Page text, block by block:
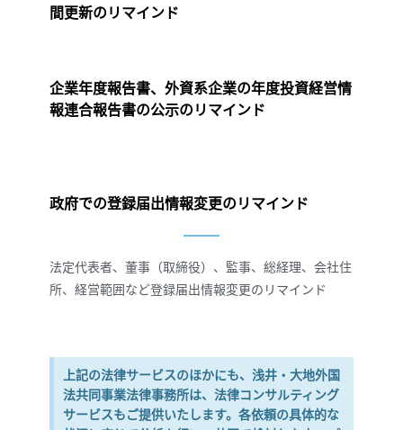
間更新のリマインド
企業年度報告書、外資系企業の年度投資経営情
報連合報告書の公示のリマインド
政府での登録届出情報変更のリマインド
法定代表者、董事（取締役）、監事、総経理、会社住
所、経営範囲など登録届出情報変更のリマインド
上記の法律サービスのほかにも、浅井・大地外国
法共同事業法律事務所は、法律コンサルティング
サービスもご提供いたします。各依頼の具体的な